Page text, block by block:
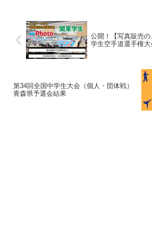
公開！【写真販売
学生空手道選手権
第34回全国中学生大会（個人・団体戦）
青森県予選会結果